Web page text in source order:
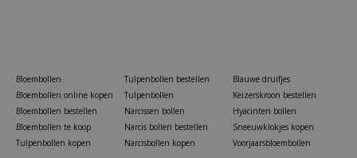
Bloembollen
Bloembollen online kopen
Bloembollen bestellen
Bloembollen te koop
Tulpenbollen kopen
Tulpenbollen bestellen
Tulpenbollen
Narcissen bollen
Narcis bollen bestellen
Narcisbollen kopen
Blauwe druifjes
Keizerskroon bestellen
Hyacinten bollen
Sneeuwklokjes kopen
Voorjaarsbloembollen